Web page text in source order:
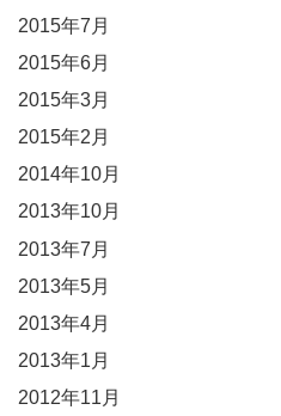
2015年7月
2015年6月
2015年3月
2015年2月
2014年10月
2013年10月
2013年7月
2013年5月
2013年4月
2013年1月
2012年11月